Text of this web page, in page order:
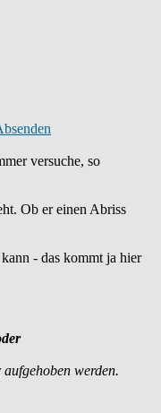
versuche, so
Ob er einen Abriss
- das kommt ja hier
werden.